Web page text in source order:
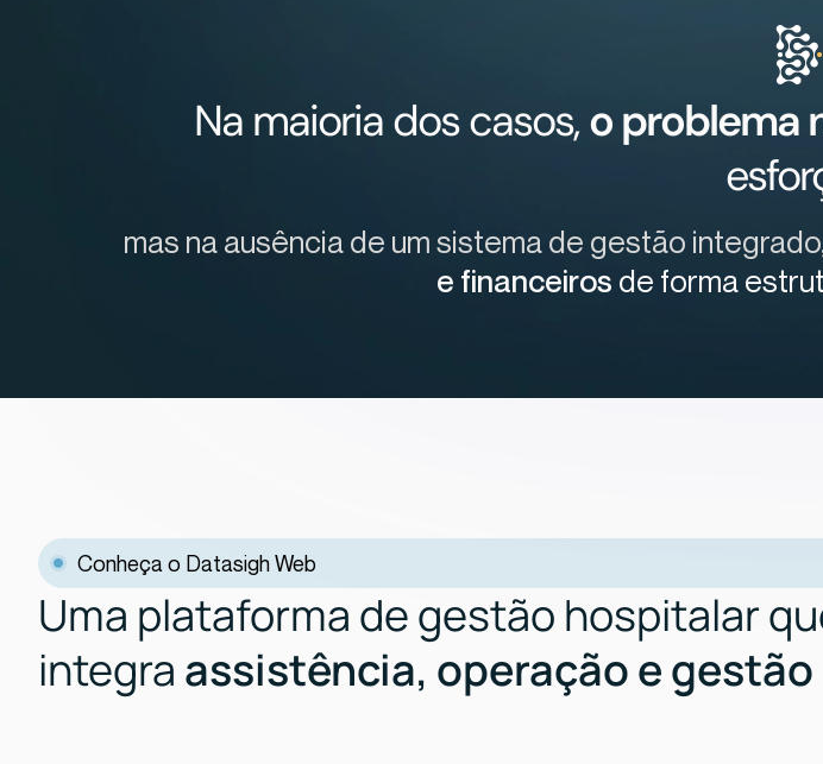
Na maioria dos casos,o problema
mas na ausência de um sistema de gestão
e financeiros de forma
Conheça o Datasigh Web
Uma plataforma de gestão hospitalar
integra assistência, operação e gestão